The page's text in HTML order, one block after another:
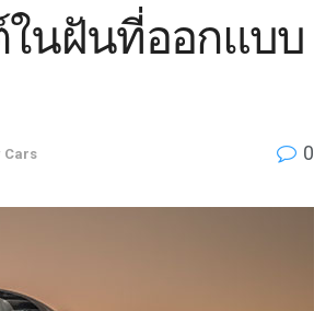
ในฝันที่ออกแบบ
Cars 0